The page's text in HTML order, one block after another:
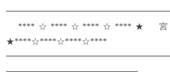
****☆****☆****☆****★ 宮
★****☆****☆****☆****
──────────────────────